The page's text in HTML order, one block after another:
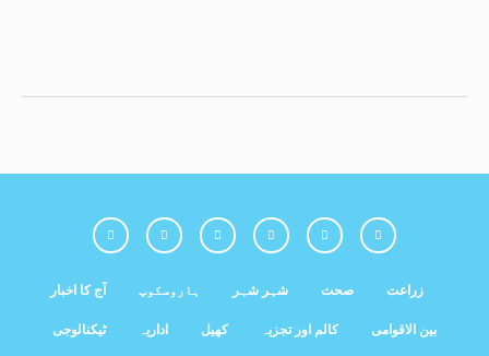
آج کا اخبار ہاروسکوپ شہر شہر صحت زراعت
ٹیکنالوجی اداریہ کھیل کالم اور تجزیہ بین الاقوامی